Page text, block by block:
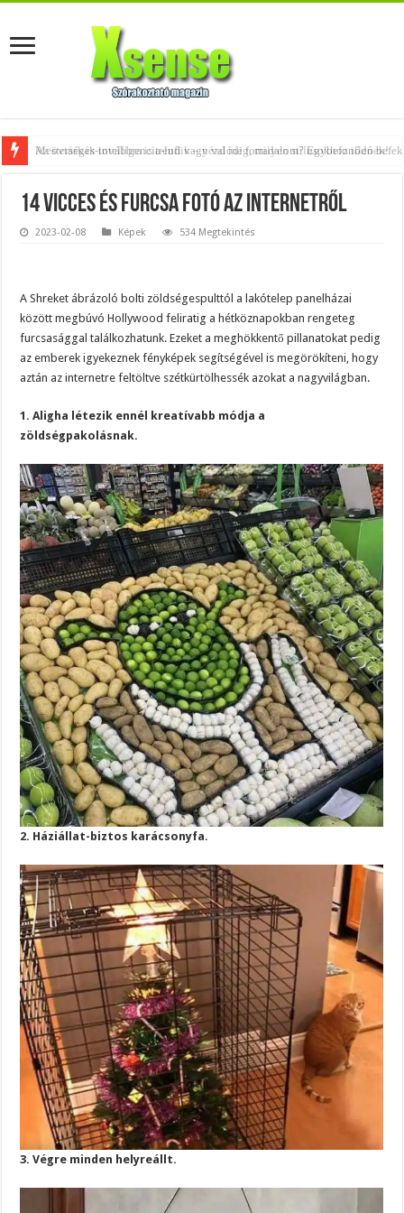
Az övtáskák továbbra is trendik – nézd meg, milyen stílusokhoz illenek!
14 vicces és furcsa fotó az internetről
2023-02-08 Képek 534 Megtekintés
A Shreket ábrázoló bolti zöldségespulttól a lakótelep panelházai
között megbúvó Hollywood feliratig a hétköznapokban rengeteg
furcsasággal találkozhatunk. Ezeket a meghökkentő pillanatokat pedig
az emberek igyekeznek fényképek segítségével is megörökíteni, hogy
aztán az internetre feltöltve szétkürtölhessék azokat a nagyvilágban.
1. Aligha létezik ennél kreatívabb módja a
zöldségpakolásnak.
2. Háziállat-biztos karácsonyfa.
3. Végre minden helyreállt.